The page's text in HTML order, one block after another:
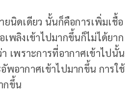
ยนิดเดียว นั้นก็คือการเพิ่มเชื้อ
เพลิงเข้าไปมากขึ้นก็ไม่ได้ยาก
เพราะการที่อากาศเข้าไปนั้น
พอากาศเข้าไปมากขึ้น การใช้
กขึ้น